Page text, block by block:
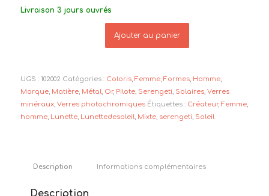
Livraison 3 jours ouvrés
Ajouter au panier
UGS : 102002 Catégories : Coloris, Femme, Formes, Homme,
Marque, Matière, Métal, Or, Pilote, Serengeti, Solaires, Verres
minéraux, Verres photochromiques Étiquettes : Créateur, Femme,
homme, Lunette, Lunettedesoleil, Mixte, serengeti, Soleil
Description Informations complémentaires
Description